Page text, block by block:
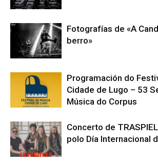
Fotografías de «A
berro»
Programación do
Cidade de Lugo – 53
Música do Corpus
Concerto de
polo Día Internacional